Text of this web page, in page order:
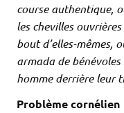
course authentique,
les chevilles
bout d’elles-mêmes,
armada de
homme derrière leur
Problème cornélien